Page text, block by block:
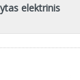
elektrinis